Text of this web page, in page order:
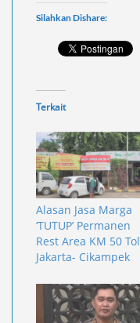
Silahkan Dishare:
Terkait
Alasan Jasa Marga
‘TUTUP’ Permanen
Rest Area KM 50 Tol
Jakarta- Cikampek